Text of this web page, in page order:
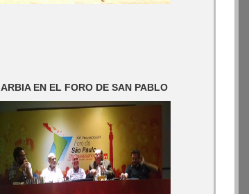
ARBIA EN EL FORO DE SAN PABLO